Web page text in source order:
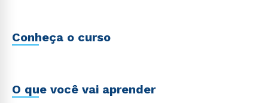
Conheça o curso
O que você vai aprender